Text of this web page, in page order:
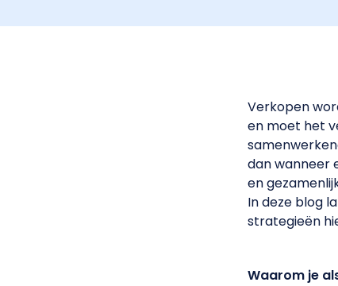
Verkopen
en moet het
dan wanneer
en
In deze blog
strategieën
Waarom je